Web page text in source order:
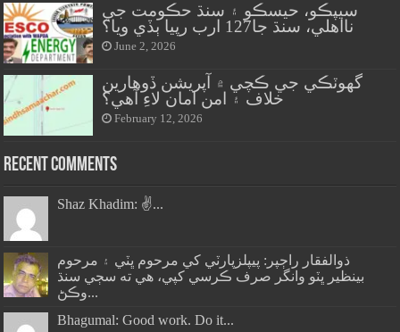
سيپڪو، حيسڪو ۽ سنڌ حڪومت جي
نااهلي، سنڌ جا127 ارب رپيا ٻڏي ويا؟
June 2, 2026
گهوٽڪي جي ڪچي ۾ آپريشن ڏوهارين
خلاف ۽ امن امان لاءِ آهي؟
February 12, 2026
Recent Comments
Shaz Khadim: ✌️...
ذوالفقار راڄپر: پيپلزپارٽي کي مرحوم ڀٽي ۽ مرحوم
بينظير ڀٽو وانگر صرف ڪرسي کپي، هي ته سڄي سنڌ
وڪڻ...
Bhagumal: Good work. Do it...